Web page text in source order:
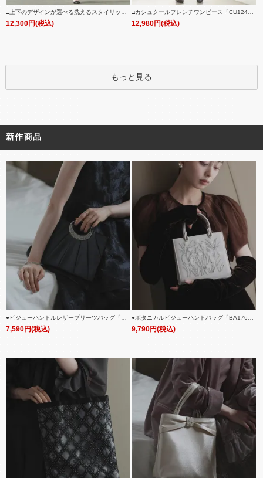
□上下のデザインが選べる洗えるスタイリッシ
ュビジネススーツパンツセット「CSU1242」/
12,300円(税込)
□カシュクールフレンチワンピース「CU124
8」
12,980円(税込)
もっと見る
新作商品
●ビジューハンドルレザープリーツバッグ「BA
1765」
7,590円(税込)
●ボタニカルビジューハンドバッグ「BA176
3」
9,790円(税込)